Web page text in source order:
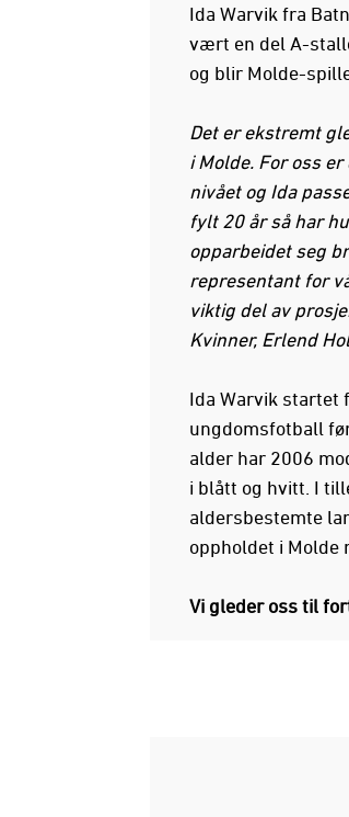
Ida Warvik fra
vært en del A-
og blir Molde-
Det er ekstremt
i Molde. For oss
nivået og Ida
fylt 20 år så har
opparbeidet seg
representant for
viktig del av
Kvinner, Erlend
Ida Warvik startet
ungdomsfotball
alder har 2006
i blått og hvitt. I
aldersbestemte
oppholdet i Molde
Vi gleder oss til